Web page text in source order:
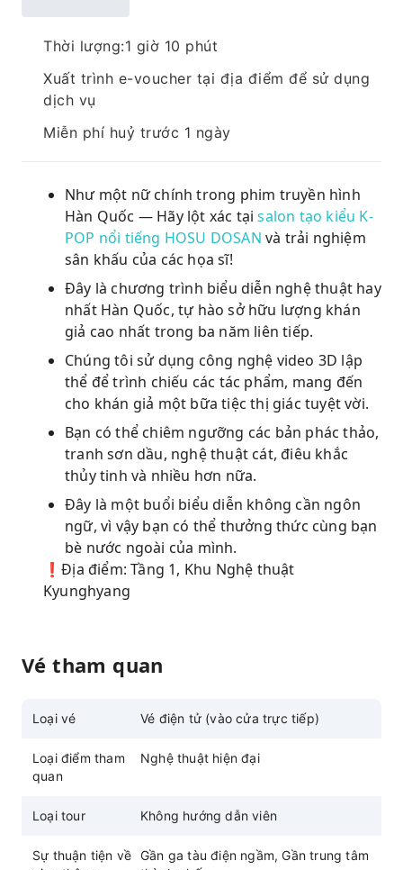
Thời lượng:1 giờ 10 phút
Xuất trình e-voucher tại địa điểm để sử dụng
dịch vụ
Miễn phí huỷ trước 1 ngày
Như một nữ chính trong phim truyền hình
Hàn Quốc — Hãy lột xác tạisalon tạo kiểu K-
POP nổi tiếng HOSU DOSAN và trải nghiệm
sân khấu của các họa sĩ!
Đây là chương trình biểu diễn nghệ thuật hay
nhất Hàn Quốc, tự hào sở hữu lượng khán
giả cao nhất trong ba năm liên tiếp.
Chúng tôi sử dụng công nghệ video 3D lập
thể để trình chiếu các tác phẩm, mang đến
cho khán giả một bữa tiệc thị giác tuyệt vời.
Bạn có thể chiêm ngưỡng các bản phác thảo,
tranh sơn dầu, nghệ thuật cát, điêu khắc
thủy tinh và nhiều hơn nữa.
Đây là một buổi biểu diễn không cần ngôn
ngữ, vì vậy bạn có thể thưởng thức cùng bạn
bè nước ngoài của mình.
❗Địa điểm: Tầng 1, Khu Nghệ thuật
Kyunghyang
Vé tham quan
Loại vé Vé điện tử (vào cửa trực tiếp)
Loại điểm tham
quan
Nghệ thuật hiện đại
Loại tour Không hướng dẫn viên
Sự thuận tiện về Gần ga tàu điện ngầm, Gần trung tâm